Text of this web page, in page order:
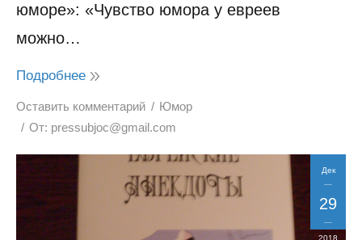
юморе»: «Чувство юмора у евреев
можно…
Подробнее
Оставить комментарий
Юмор
От: pressubjoc@gmail.com
Дек
29